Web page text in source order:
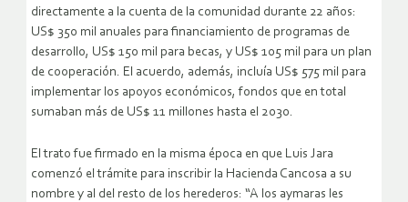
directamente a la cuenta de la comunidad durante 22 años:
US$ 350 mil anuales para financiamiento de programas de
desarrollo, US$ 150 mil para becas, y US$ 105 mil para un plan
de cooperación. El acuerdo, además, incluía US$ 575 mil para
implementar los apoyos económicos, fondos que en total
sumaban más de US$ 11 millones hasta el 2030.
El trato fue firmado en la misma época en que Luis Jara
comenzó el trámite para inscribir la Hacienda Cancosa a su
nombre y al del resto de los herederos: “A los aymaras les